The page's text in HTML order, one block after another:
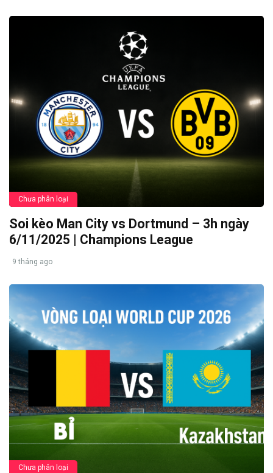
Chưa phân loại
Soi kèo Man City vs Dortmund – 3h ngày
6/11/2025 | Champions League
9 tháng ago
Chưa phân loại